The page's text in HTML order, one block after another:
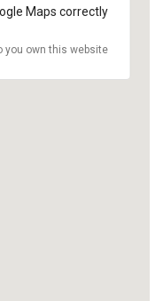
Maps correctly.
you own this website?